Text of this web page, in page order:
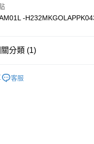
爾富取貨
11取貨
-
分類 (1)
客服